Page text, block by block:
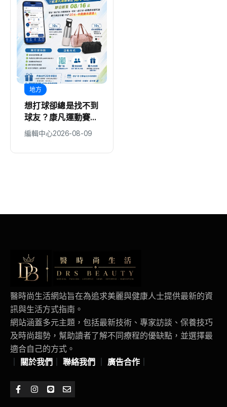
地方
想打球卻總是找不到
球友？康凡運動賽誌
推出「揪打球」 揪
團成功再抽限定好禮
編輯中心2026-08-09
醫時尚生活網站旨在為追求美麗與健康人士提供最新的資
訊與生活方式指南。
網站涵蓋多元主題，包括最新技術、專家訪談、保養技巧
及時尚趨勢，幫助讀者了解不同療程的優缺點，並選擇最
適合自己的方式。
關於我們 聯絡我們 廣告合作